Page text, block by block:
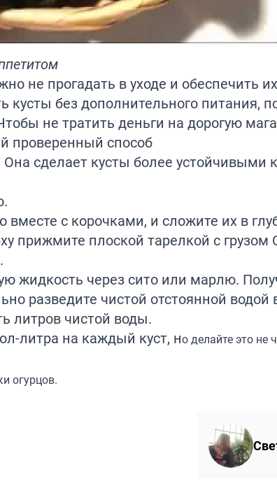
не прогадать в уходе и обеспечить
без дополнительного питания,
не тратить деньги на дорогую
проверенный способ
Она сделает кусты более устойчивыми
вместе с корочками, и сложите их в
прижмите плоской тарелкой с грузом
жидкость через сито или марлю.
разведите чистой отстоянной водой
литров чистой воды.
литра на каждый куст, но делайте это не
огурцов.